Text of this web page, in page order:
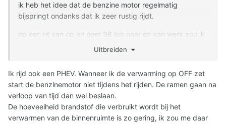
ik heb het idee dat de benzine motor regelmatig
bijspringt ondanks dat ik zeer rustig rijdt.
op een rit van op en neer 38 km naar en van werk zou ik
toch geen benzine moeten gebruiken
Uitbreiden
Ik rijd ook een PHEV. Wanneer ik de verwarming op OFF zet
start de benzinemotor niet tijdens het rijden. De ramen gaan na
verloop van tijd dan wel beslaan.
De hoeveelheid brandstof die verbruikt wordt bij het
verwarmen van de binnenruimte is zo gering, ik zou me daar